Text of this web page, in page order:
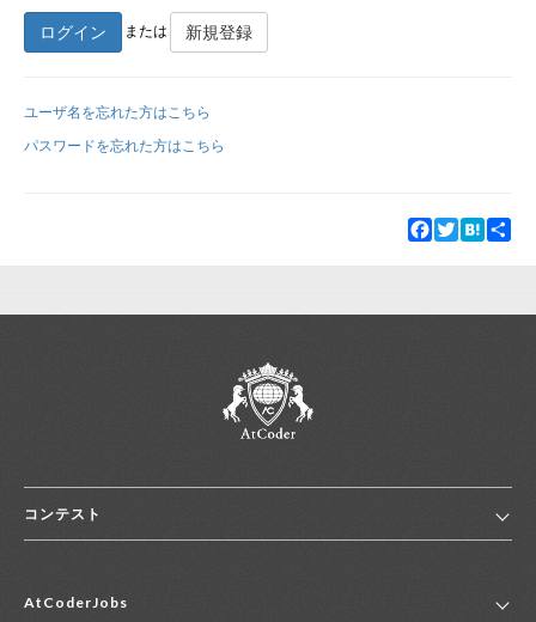
新規登録
ログイン または 新規登録
ユーザ名を忘れた方はこちら
パスワードを忘れた方はこちら
Facebook
TwitterHatena
コンテスト
コンテスト一覧
AtCoderJobs